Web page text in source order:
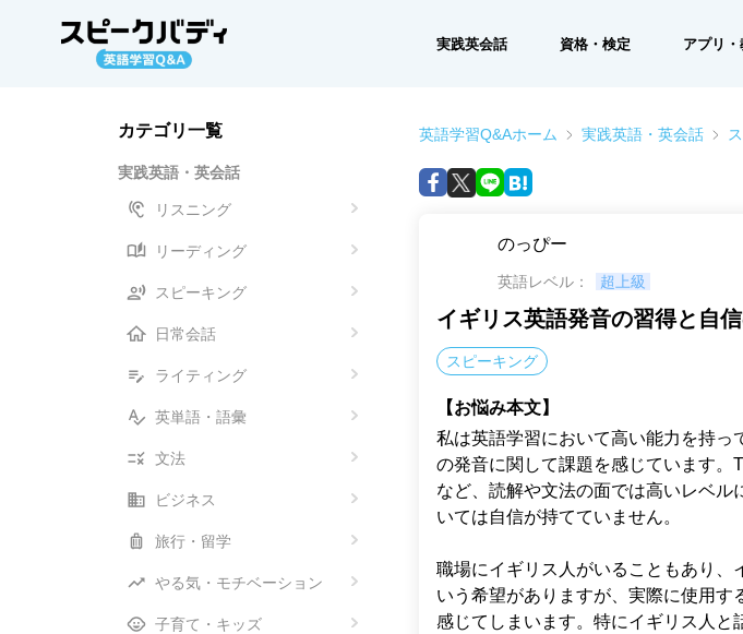
実践英会話 資格・検定 アプリ・
カテゴリ一覧
実践英語・英会話
リスニング
リーディング
スピーキング
日常会話
ライティング
英単語・語彙
文法
ビジネス
旅行・留学
やる気・モチベーション
子育て・キッズ
英語学習Q&Aホーム 実践英語・英会話
のっぴー
英語レベル： 超上級
イギリス英語発音の習得と自
スピーキング
【お悩み本文】
私は英語学習において高い能力を持
の発音に関して課題を感じています。
など、読解や文法の面では高いレベ
いては自信が持てていません。
職場にイギリス人がいることもあり、
いう希望がありますが、実際に使用
感じてしまいます。特にイギリス人と